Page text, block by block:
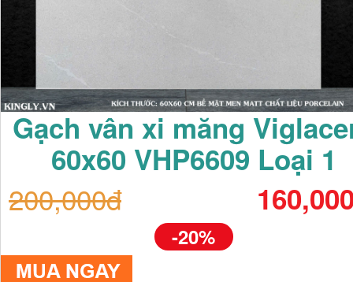
Gạch vân xi măng
60x60 VHP6609 Loại 1
200,000đ
-20%